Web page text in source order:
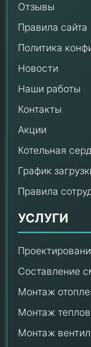
Отзывы
Правила сайта
Политика
Новости
Наши работы
Контакты
Акции
Котельная
График
Правила
УСЛУГИ
Составление
Монтаж
Монтаж
Монтаж